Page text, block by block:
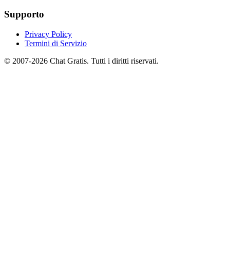
Supporto
Privacy Policy
Termini di Servizio
© 2007-2026 Chat Gratis. Tutti i diritti riservati.